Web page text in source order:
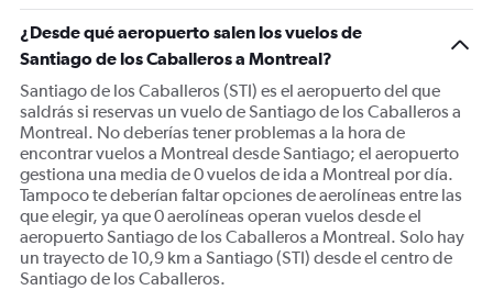
¿Desde qué aeropuerto salen los vuelos de
Santiago de los Caballeros a Montreal?
Santiago de los Caballeros (STI) es el aeropuerto del que
saldrás si reservas un vuelo de Santiago de los Caballeros a
Montreal. No deberías tener problemas a la hora de
encontrar vuelos a Montreal desde Santiago; el aeropuerto
gestiona una media de 0 vuelos de ida a Montreal por día.
Tampoco te deberían faltar opciones de aerolíneas entre las
que elegir, ya que 0 aerolíneas operan vuelos desde el
aeropuerto Santiago de los Caballeros a Montreal. Solo hay
un trayecto de 10,9 km a Santiago (STI) desde el centro de
Santiago de los Caballeros.